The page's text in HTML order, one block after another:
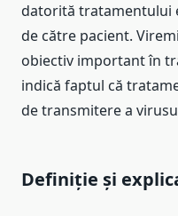
datorită tratamentului
de către pacient.
obiectiv important în
indică faptul că
de transmitere a
Definiție și